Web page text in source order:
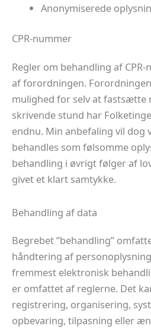
Anonymiserede
CPR-nummer
Regler om behandling af
af forordningen.
mulighed for selv at fastsætte
skrivende stund har
endnu. Min anbefaling vil dog
behandles som følsomme
behandling i øvrigt følger af
givet et klart samtykke.
Behandling af data
Begrebet ”behandling”
håndtering af
fremmest elektronisk
er omfattet af reglerne. Det
registrering, organisering,
opbevaring, tilpasning eller